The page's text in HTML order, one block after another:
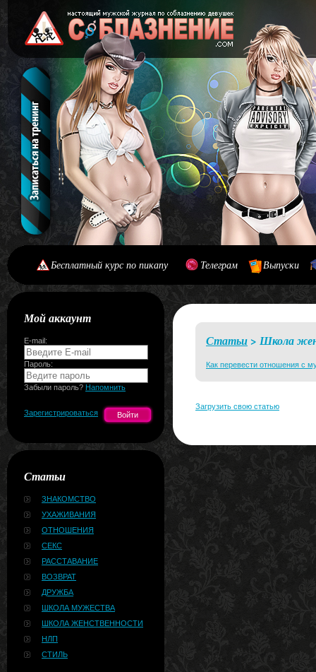
Бесплатный курс по пикапу Телеграм Выпуски
Мой аккаунт
E-mail:
Пароль:
Забыли пароль? Напомнить
Зарегистрироваться
Статьи
ЗНАКОМСТВО
УХАЖИВАНИЯ
ОТНОШЕНИЯ
СЕКС
РАССТАВАНИЕ
ВОЗВРАТ
ДРУЖБА
ШКОЛА МУЖЕСТВА
ШКОЛА ЖЕНСТВЕННОСТИ
НЛП
СТИЛЬ
Статьи> Школа
Как перевести отношения
Загрузить свою статью